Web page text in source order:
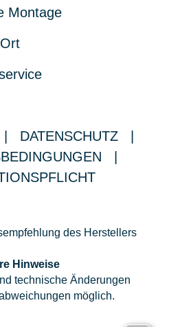
Montage
DATENSCHUTZ
des Herstellers
Hinweise
technische Änderungen
möglich.